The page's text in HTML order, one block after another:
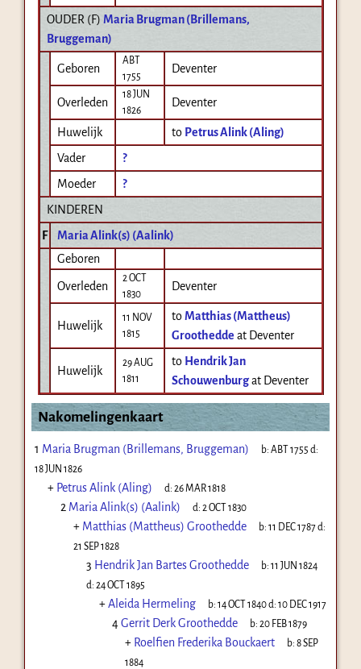
OUDER (F) Maria Brugman (Brillemans,
Bruggeman)
Geboren
ABT
1755
Deventer
Overleden
18 JUN
1826
Deventer
Huwelijk to Petrus Alink (Aling)
Vader
?
Moeder
?
KINDEREN
F
Maria Alink(s) (Aalink)
Geboren
Overleden
2 OCT
1830
Deventer
Huwelijk
11 NOV
1815
toMatthias (Mattheus)
Groothedde at Deventer
Huwelijk
29 AUG
1811
to Hendrik Jan
Schouwenburg at Deventer
Nakomelingenkaart
1 Maria Brugman (Brillemans, Bruggeman) b:ABT 1755 d:
18 JUN 1826
+ Petrus Alink (Aling) d:26 MAR 1818
2 Maria Alink(s) (Aalink) d:2 OCT 1830
+ Matthias (Mattheus) Groothedde b:11 DEC 1787d:
21 SEP 1828
3 Hendrik Jan Bartes Groothedde b:11 JUN 1824
d: 24 OCT 1895
+Aleida Hermeling b:14 OCT 1840d:10 DEC 1917
4Gerrit Derk Groothedde b:20 FEB 1879
+ Roelfien Frederika Bouckaert b:8 SEP
1884